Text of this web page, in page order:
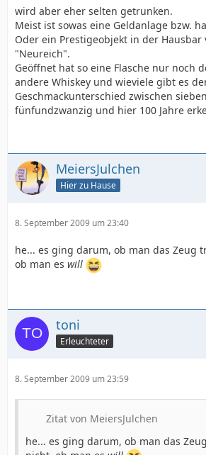
wird aber eher selten getrunken.
Meist ist sowas eine Geldanlage bzw.
Oder ein Prestigeobjekt in der Hausbar
"Neureich".
Geöffnet hat so eine Flasche nur noch
andere Whiskey und wieviele gibt es
Geschmackunterschied zwischen
fünfundzwanzig und hier 100 Jahre
MeiersJulchen
Hier zu Hause
8. September 2009 um 23:40
he... es ging darum, ob man das Zeug
ob man es will
toni
Erleuchteter
8. September 2009 um 23:59
Zitat von MeiersJulchen
he... es ging darum, ob man das